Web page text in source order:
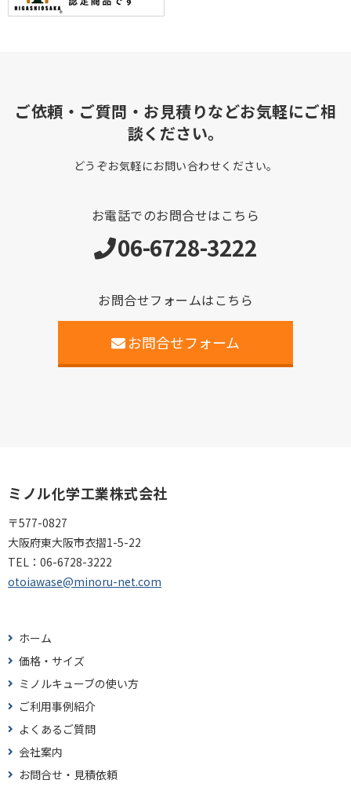
ご依頼・ご質問・お見積りなどお気軽にご相
談ください。
どうぞお気軽にお問い合わせください。
お電話でのお問合せはこちら
06-6728-3222
お問合せフォームはこちら
お問合せフォーム
ミノル化学工業株式会社
〒577-0827
大阪府東大阪市衣摺1-5-22
TEL： 06-6728-3222
otoiawase@minoru-net.com
ホーム
価格・サイズ
ミノルキューブの使い方
ご利用事例紹介
よくあるご質問
会社案内
お問合せ・見積依頼